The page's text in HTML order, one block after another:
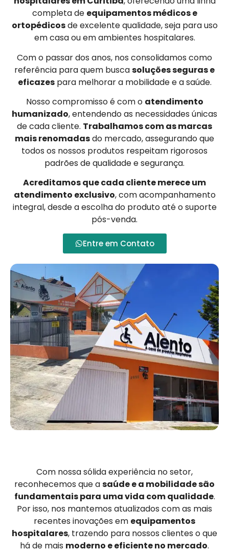
completa de equipamentos médicos e
ortopédicosde excelente qualidade, seja para uso
em casa ou em ambientes hospitalares.
Com o passar dos anos, nos consolidamos como
referência para quem buscasoluções seguras e
eficazespara melhorar a mobilidade e a saúde.
Nosso compromisso é com o atendimento
humanizado, entendendo as necessidades únicas
de cada cliente. Trabalhamos com as marcas
mais renomadasdo mercado, assegurando que
todos os nossos produtos respeitam rigorosos
padrões de qualidade e segurança.
Acreditamos que cada cliente merece um
atendimento exclusivo, com acompanhamento
integral, desde a escolha do produto até o suporte
pós-venda.
Entre em Contato
Com nossa sólida experiência no setor,
reconhecemos que asaúde e a mobilidade são
fundamentais para uma vida com qualidade.
Por isso, nos mantemos atualizados com as mais
recentes inovações em equipamentos
hospitalares, trazendo para nossos clientes o que
há de mais moderno e eficiente no mercado.